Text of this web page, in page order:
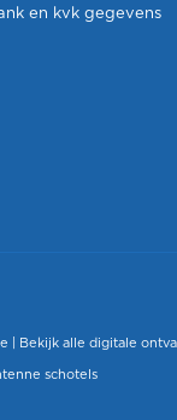
en kvk gegevens
Bekijk alle digitale
schotels